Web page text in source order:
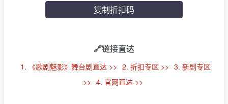
复制折扣码
🔗链接直达
1. 《歌剧魅影》舞台剧直达 >> 2. 折扣专区 >> 3. 新剧专区
>> 4. 官网直达 >>